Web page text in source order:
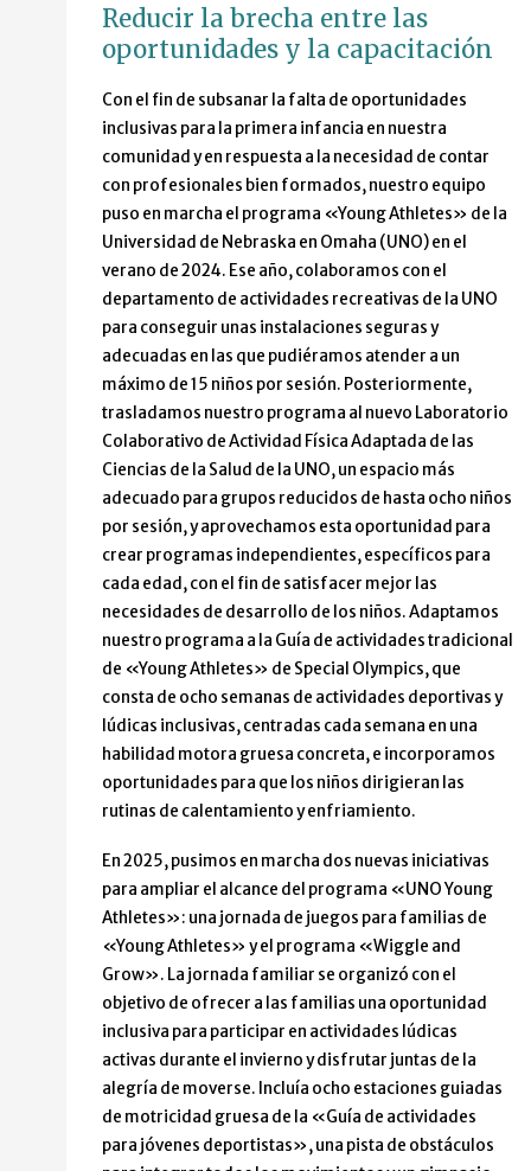
Reducir la brecha entre las
oportunidades y la capacitación
Con el fin de subsanar la falta de oportunidades
inclusivas para la primera infancia en nuestra
comunidad y en respuesta a la necesidad de contar
con profesionales bien formados, nuestro equipo
puso en marcha el programa «Young Athletes» de la
Universidad de Nebraska en Omaha (UNO) en el
verano de 2024. Ese año, colaboramos con el
departamento de actividades recreativas de la UNO
para conseguir unas instalaciones seguras y
adecuadas en las que pudiéramos atender a un
máximo de 15 niños por sesión. Posteriormente,
trasladamos nuestro programa al nuevo Laboratorio
Colaborativo de Actividad Física Adaptada de las
Ciencias de la Salud de la UNO, un espacio más
adecuado para grupos reducidos de hasta ocho niños
por sesión, y aprovechamos esta oportunidad para
crear programas independientes, específicos para
cada edad, con el fin de satisfacer mejor las
necesidades de desarrollo de los niños. Adaptamos
nuestro programa a la Guía de actividades tradicional
de «Young Athletes» de Special Olympics, que
consta de ocho semanas de actividades deportivas y
lúdicas inclusivas, centradas cada semana en una
habilidad motora gruesa concreta, e incorporamos
oportunidades para que los niños dirigieran las
rutinas de calentamiento y enfriamiento.
En 2025, pusimos en marcha dos nuevas iniciativas
para ampliar el alcance del programa «UNO Young
Athletes»: una jornada de juegos para familias de
«Young Athletes» y el programa «Wiggle and
Grow». La jornada familiar se organizó con el
objetivo de ofrecer a las familias una oportunidad
inclusiva para participar en actividades lúdicas
activas durante el invierno y disfrutar juntas de la
alegría de moverse. Incluía ocho estaciones guiadas
de motricidad gruesa de la «Guía de actividades
para jóvenes deportistas», una pista de obstáculos